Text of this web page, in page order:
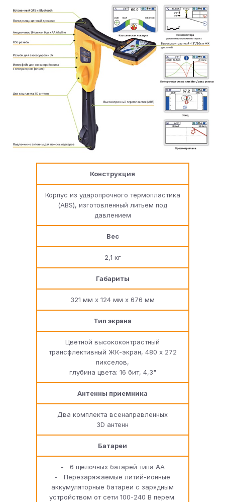
Конструкция
Корпус из ударопрочного термопластика
(ABS), изготовленный литьем под
давлением
Вес
2,1 кг
Габариты
321 мм x 124 мм x 676 мм
Тип экрана
Цветной высококонтрастный
трансфлективный ЖК-экран, 480 x 272
пикселов,
глубина цвета: 16 бит, 4,3"
Антенны приемника
Два комплекта всенаправленных
3D антенн
Батареи
- 6 щелочных батарей типа AA
- Перезаряжаемые литий-ионные
аккумуляторные батареи с зарядным
устройством от сети 100-240 В перем.